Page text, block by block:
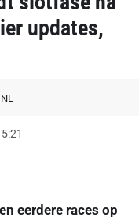
updates,
eerdere races op